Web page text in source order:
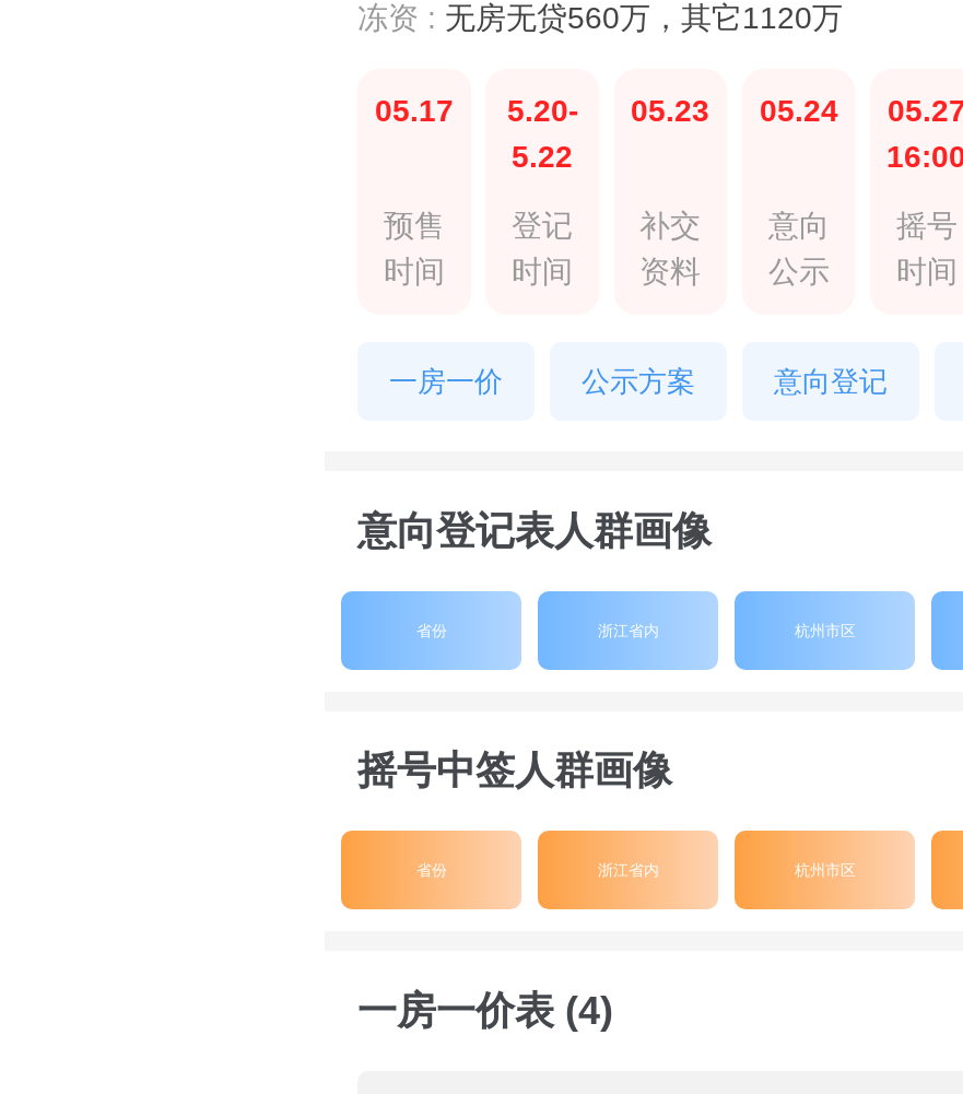
冻资 : 无房无贷560万，其它1120万
05.17
预售
时间
5.20-
5.22
登记
时间
05.23
补交
资料
05.24
意向
公示
摇号
时间
一房一价 公示方案 意向登记
意向登记表人群画像
省份 浙江省内 杭州市区
摇号中签人群画像
省份 浙江省内 杭州市区
一房一价表 (4)